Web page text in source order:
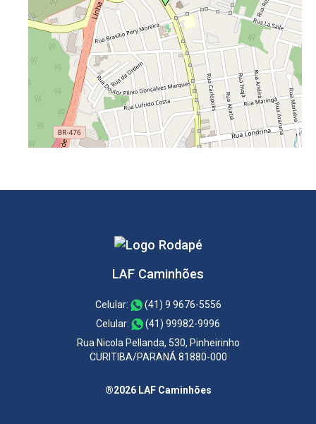
LAF Caminhões
Celular:
(41) 9 9676-5556
Celular:
(41) 99982-9996
Rua Nicola Pellanda, 530, Pinheirinho
CURITIBA/PARANÁ 81880-000
®2026 LAF Caminhões